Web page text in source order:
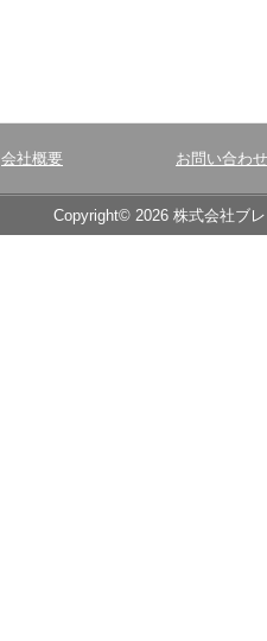
会社概要 お問い合わせ
Copyright© 2026 株式会社ブ